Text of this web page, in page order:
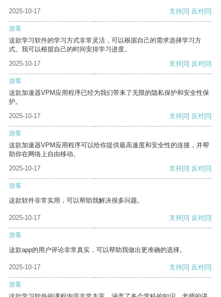
2025-10-17
支持[0] 反对[0]
游客
这款学习软件的学习方式非常灵活，可以根据自己的需求选择学习方
式。我可以根据自己的时间安排学习进度。
2025-10-17
支持[0] 反对[0]
游客
这款加速器VPM应用程序已经为我们带来了无限的隐私保护和安全性保
护。
2025-10-17
支持[0] 反对[0]
游客
这款加速器VPM应用程序可以给你提供最高速度和安全性的连接，并帮
助你在网络上自由移动。
2025-10-17
支持[0] 反对[0]
游客
这款软件非常实用，可以帮助我解决很多问题。
2025-10-17 支持[0] 反对[0]
游客
这款app的用户评论非常真实，可以帮助我做出更准确的选择。
2025-10-17 支持[0] 反对[0]
游客